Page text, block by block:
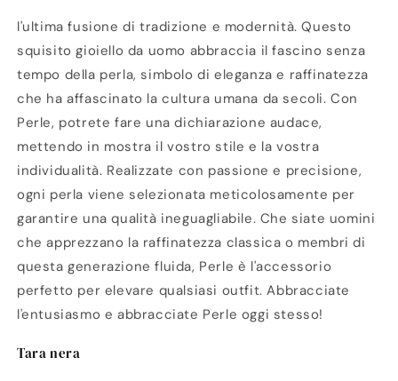
l'ultima fusione di tradizione e modernità. Questo
squisito gioiello da uomo abbraccia il fascino senza
tempo della perla, simbolo di eleganza e raffinatezza
che ha affascinato la cultura umana da secoli. Con
Perle, potrete fare una dichiarazione audace,
mettendo in mostra il vostro stile e la vostra
individualità. Realizzate con passione e precisione,
ogni perla viene selezionata meticolosamente per
garantire una qualità ineguagliabile. Che siate uomini
che apprezzano la raffinatezza classica o membri di
questa generazione fluida, Perle è l'accessorio
perfetto per elevare qualsiasi outfit. Abbracciate
l'entusiasmo e abbracciate Perle oggi stesso!
Tara nera